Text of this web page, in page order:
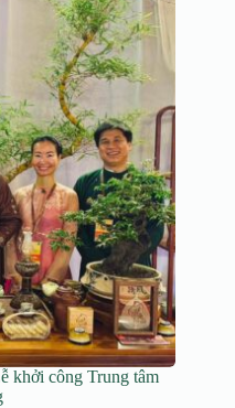
khởi công Trung tâm